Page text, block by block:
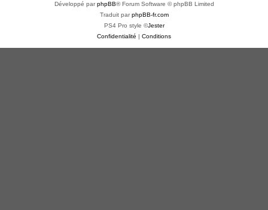
Développé parphpBB® Forum Software © phpBB Limited
Traduit parphpBB-fr.com
PS4 Pro style ©Jester
Confidentialité | Conditions